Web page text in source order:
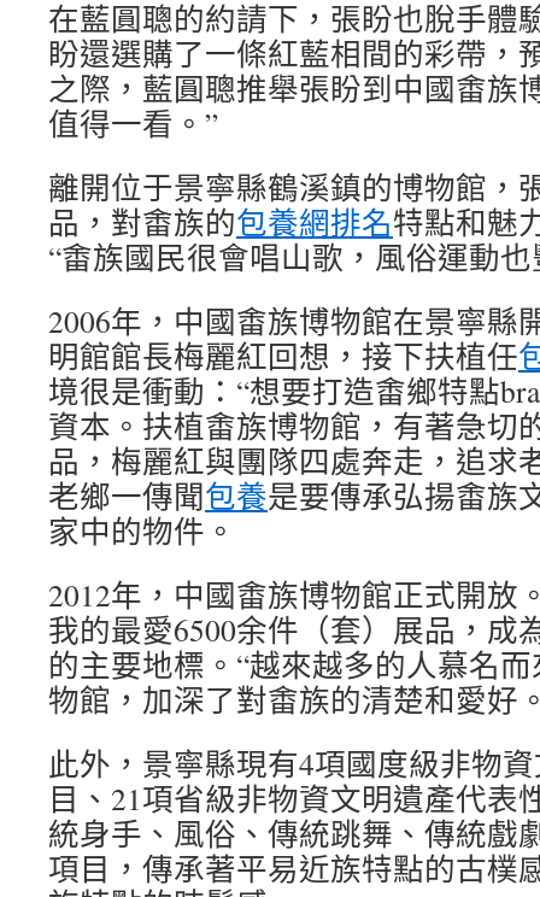
在藍圓聰的約請下，張盼也脫手體
盼還選購了一條紅藍相間的彩帶，
之際，藍圓聰推舉張盼到中國畬族
值得一看。”
離開位于景寧縣鶴溪鎮的博物館，
品，對畬族的包養網排名特點和魅
“畬族國民很會唱山歌，風俗運動
2006年，中國畬族博物館在景寧縣
明館館長梅麗紅回想，接下扶植任
境很是衝動：“想要打造畬鄉特點
資本。扶植畬族博物館，有著急切
品，梅麗紅與團隊四處奔走，追求
老鄉一傳聞包養是要傳承弘揚畬族
家中的物件。
2012年，中國畬族博物館正式開放
我的最愛6500余件（套）展品，成
的主要地標。“越來越多的人慕名
物館，加深了對畬族的清楚和愛好
此外，景寧縣現有4項國度級非物
目、21項省級非物資文明遺產代表
統身手、風俗、傳統跳舞、傳統戲
項目，傳承著平易近族特點的古樸